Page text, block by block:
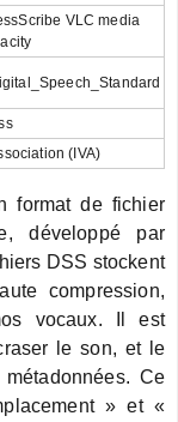
VLC media
(IVA)
format de fichier
développé par
DSS stockent
compression,
vocaux. Il est
le son, et le
Ce
» et «